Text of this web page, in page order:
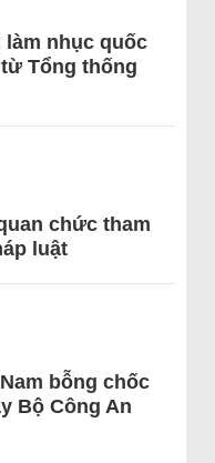
nhục quốc
Tổng thống
chức tham
luật
bỗng chốc
Bộ Công An